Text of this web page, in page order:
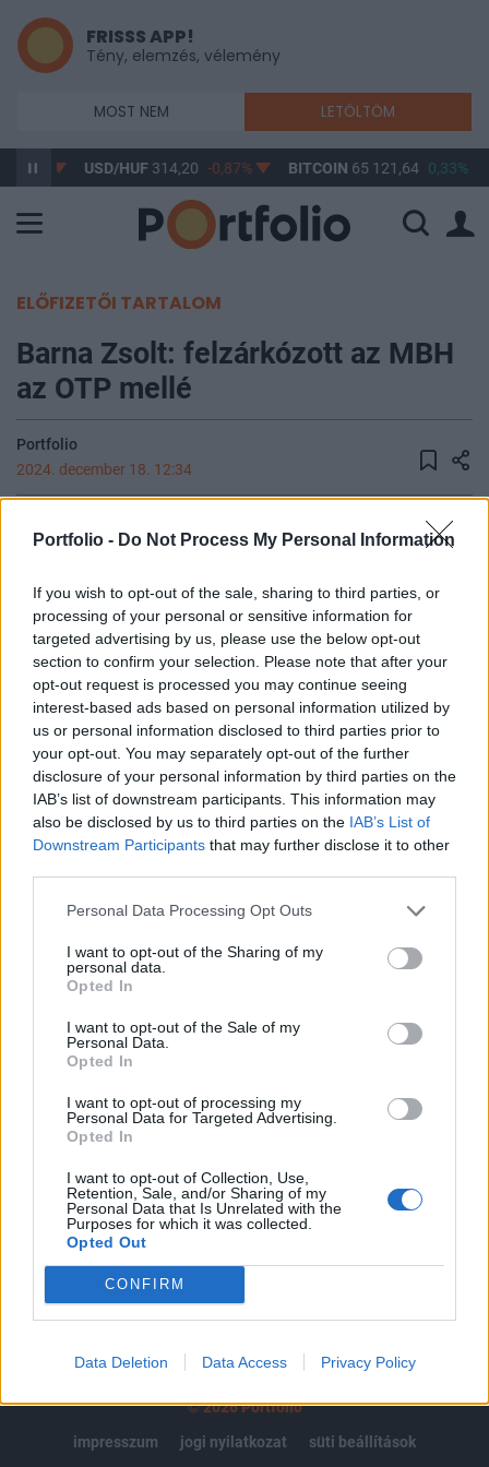
Portfolio - Do Not Process My Personal Information
If you wish to opt-out of the sale, sharing to third parties, or
processing of your personal or sensitive information for
targeted advertising by us, please use the below opt-out
section to confirm your selection. Please note that after your
opt-out request is processed you may continue seeing
interest-based ads based on personal information utilized by
us or personal information disclosed to third parties prior to
your opt-out. You may separately opt-out of the further
disclosure of your personal information by third parties on the
IAB’s list of downstream participants. This information may
also be disclosed by us to third parties on the IAB’s List of
Downstream Participants that may further disclose it to other
Personal Data Processing Opt Outs
I want to opt-out of the Sharing of my
personal data.
Opted In
I want to opt-out of the Sale of my
Personal Data.
Opted In
I want to opt-out of processing my
Personal Data for Targeted Advertising.
Opted In
I want to opt-out of Collection, Use,
Retention, Sale, and/or Sharing of my
Personal Data that Is Unrelated with the
Purposes for which it was collected.
Opted Out
CONFIRM
Data Deletion Data Access Privacy Policy
FRISSS APP!
Tény, elemzés, vélemény
MOST NEM LETÖLTÖM
-0,61% USD/HUF314,20 -0,87% BITCOIN 65 121,64 0,33%
ELŐFIZETŐI TARTALOM
Barna Zsolt: felzárkózott az MBH
az OTP mellé
Portfolio
2024. december 18. 12:34
"Megcsináltuk, amit vállaltunk: 2024-ben az MBH
Bank felért a piacvezető OTP Bank mellé" -
jelentette ki Barna Zsolt az Indexnek adott
interjújában.
Future of Finance 2026Szeptember 23-án lesz a Portfolio
Future of Finance 2026 konferenciája, amelyen feltárul a
pénzügyek jövője, érdemes eljönni.Információ és
jelentkezésAz MBH Bank elnök-vezérigazgatója a bankadót
ugyan fájdalmasnak tartja, de elfogadja, hogy a gazdaság
stabilitása érdekében szükséges teher. Ők fizetik a
legtöbbet belőle az államkasszába: Összesen...
A keresett cikk a portfolio.hu hírarchívumához
tartozik, melynek olvasása előfizetéses
regisztrációhoz kötött.
Az előfizetés a következőket tartalmazza:
Portfolio.hu teljes cikkarchívum
Kötéslisták: BÉT elmúlt 2 év napon belüli
kötéslistái
MÁR ELŐFIZETŐNK VAGY? BEJELENTKEZÉS
© 2026 Portfolio
impresszum
jogi nyilatkozat süti beállítások